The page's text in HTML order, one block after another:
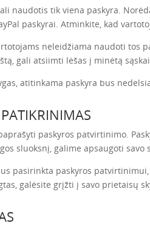
naudotis tik viena paskyra.
paskyrai. Atminkite, kad
neleidžiama naudoti tos
gali atsiimti lėšas į minėtą
atitinkama paskyra bus
paskyros patvirtinimo.
sluoksnį, galime apsaugoti
pasirinkta paskyros
galėsite grįžti į savo prietaisų